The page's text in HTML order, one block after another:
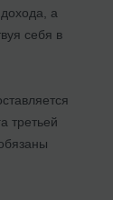
а
себя в
третьей